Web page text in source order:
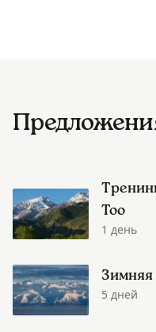
Тоо
1 день
Зимняя
5 дней